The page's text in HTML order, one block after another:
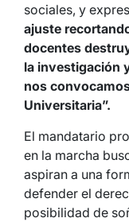
sociales, y
ajuste
docentes
la investigación
nos
Universitaria”.
El mandatario
en la marcha
aspiran a una
defender el
posibilidad de